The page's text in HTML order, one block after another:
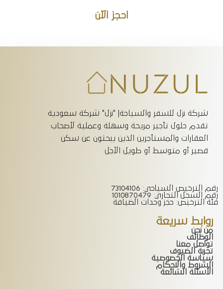
احجز الآن
شركة نزل للسفر والسياحة| "نزل" شركة سعودية
تقدم حلول تأجير مريحة وسهلة وعملية لأصحاب
العقارات والمستأجرين الذين يبحثون عن سكن
قصير أو متوسط أو طويل الأجل
رقم الترخيص السياحي: 73104106
رقم السجل التجاري: 1010870479
فئة الترخيص: حجز وحدات الضيافة
روابط سريعة
من نحن
الوظائف
تواصل معنا
تجربة الضيوف
سياسة الخصوصية
الشروط والاحكام
الأسئلة الشائعة